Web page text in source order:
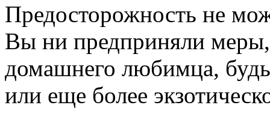
Предосторожность не
Вы ни предприняли меры,
домашнего любимца,
или еще более